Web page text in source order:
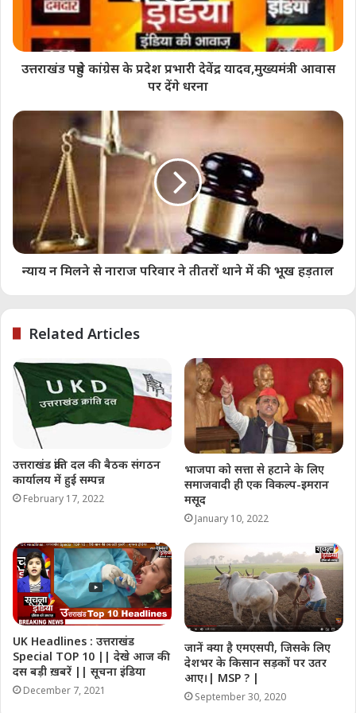
Lokesh Mishra
Share this:
Telegram
WhatsApp Email
Like this:
Related
मेयर हेमलता नेगी ने किया तीन
दिवसीय सिद्धबली बाबा वार्षिक
अनुष्ठान महोत्सव का शुभारंभ
December 4, 2021
In "धरोहर"
उन्नाव:- नंदी महाराज के पानी पीने
की खबर आग की तरह फैली,लोगो
का लगा तांता।।
July 3, 2023
In "ब्रेकिंग न्यूज़"
Banke Bihari Mandir – मथुरा:
भारी भीड़ में तीन महिलाएं बेहोश,
बुजुर्ग श्रद्धालु की मौत
November 20, 2024
In "इधर उधर की"
उत्तराखंड पहुंचे कांग्रेस के प्रदेश प्रभारी देवेंद्र यादव,मुख्यमंत्री आवास
पर देंगे धरना
न्याय न मिलने से नाराज परिवार ने तीतरों थाने में की भूख हड़ताल
Related Articles
उत्तराखंड क्रांति दल की बैठक संगठन
कार्यालय में हुई सम्पन्न
February 17, 2022
भाजपा को सत्ता से हटाने के लिए
समाजवादी ही एक विकल्प-इमरान
मसूद
January 10, 2022
UK Headlines : उत्तराखंड
Special TOP 10 || देखे आज की
दस बड़ी ख़बरें || सूचना इंडिया
December 7, 2021
जानें क्या है एमएसपी, जिसके लिए
देशभर के किसान सड़कों पर उतर
आए।| MSP ? |
September 30, 2020